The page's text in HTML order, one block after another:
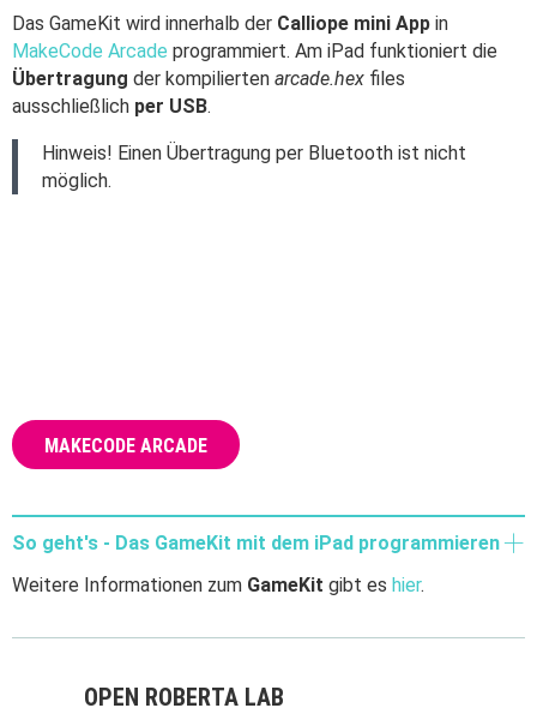
Das GameKit wird innerhalb der Calliope mini App in
MakeCode Arcade programmiert. Am iPad funktioniert die
Übertragung der kompilierten arcade.hex files
ausschließlich per USB.
Hinweis! Einen Übertragung per Bluetooth ist nicht
möglich.
MAKECODE ARCADE
So geht's - Das GameKit mit dem iPad programmieren
Weitere Informationen zum GameKit gibt es hier.
OPEN ROBERTA LAB